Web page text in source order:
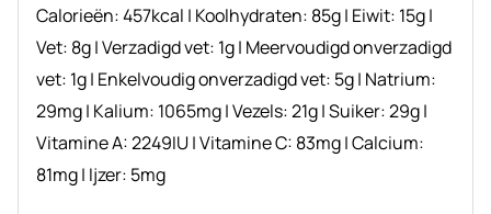
Calorieën:457kcal | Koolhydraten: 85g| Eiwit: 15g|
Vet: 8g|Verzadigd vet: 1g| Meervoudigd onverzadigd
vet: 1g| Enkelvoudig onverzadigd vet: 5g| Natrium:
29mg| Kalium: 1065mg|Vezels:21g|Suiker:29g|
Vitamine A:2249IU|Vitamine C: 83mg|Calcium:
81mg| Ijzer: 5mg